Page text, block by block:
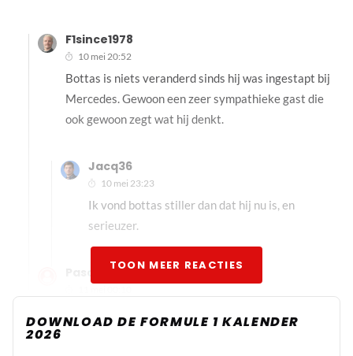
F1since1978
10 mei 20:52
Bottas is niets veranderd sinds hij was ingestapt bij
Mercedes. Gewoon een zeer sympathieke gast die
ook gewoon zegt wat hij denkt.
Jacq36
10 mei 23:23
Ik vond bottas stiller dan dat hij nu is, en
serieuzer.
PascaleTOON MEER REACTIES
DOWNLOAD DE FORMULE 1 KALENDER
2026